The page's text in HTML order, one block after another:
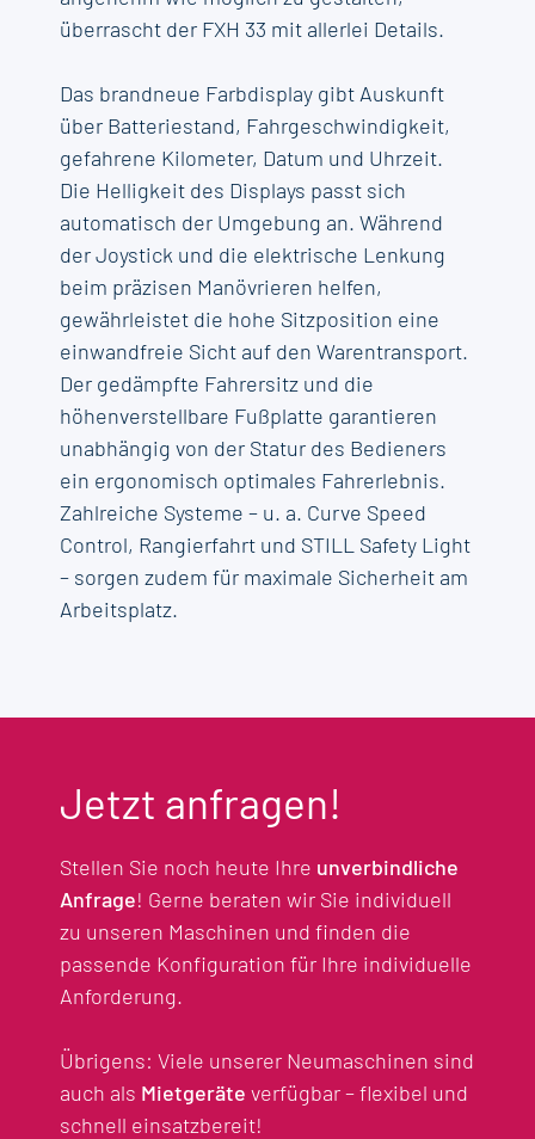
überrascht der FXH 33 mit allerlei Details.
Das brandneue Farbdisplay gibt Auskunft
über Batteriestand, Fahrgeschwindigkeit,
gefahrene Kilometer, Datum und Uhrzeit.
Die Helligkeit des Displays passt sich
automatisch der Umgebung an. Während
der Joystick und die elektrische Lenkung
beim präzisen Manövrieren helfen,
gewährleistet die hohe Sitzposition eine
einwandfreie Sicht auf den Warentransport.
Der gedämpfte Fahrersitz und die
höhenverstellbare Fußplatte garantieren
unabhängig von der Statur des Bedieners
ein ergonomisch optimales Fahrerlebnis.
Zahlreiche Systeme – u. a. Curve Speed
Control, Rangierfahrt und STILL Safety Light
– sorgen zudem für maximale Sicherheit am
Arbeitsplatz.
Jetzt anfragen!
Stellen Sie noch heute Ihre unverbindliche
Anfrage! Gerne beraten wir Sie individuell
zu unseren Maschinen und finden die
passende Konfiguration für Ihre individuelle
Anforderung.
Übrigens: Viele unserer Neumaschinen sind
auch als Mietgeräte verfügbar – flexibel und
schnell einsatzbereit!